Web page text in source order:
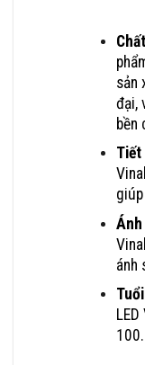
sản
đại,
bền
Tiết
ánh